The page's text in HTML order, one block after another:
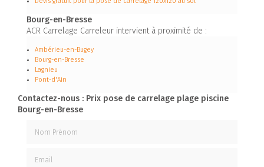
Bourg-en-Bresse
ACR Carrelage Carreleur intervient à proximité de :
Ambérieu-en-Bugey
Bourg-en-Bresse
Lagnieu
Pont-d'Ain
Contactez-nous : Prix pose de carrelage plage piscine
Bourg-en-Bresse